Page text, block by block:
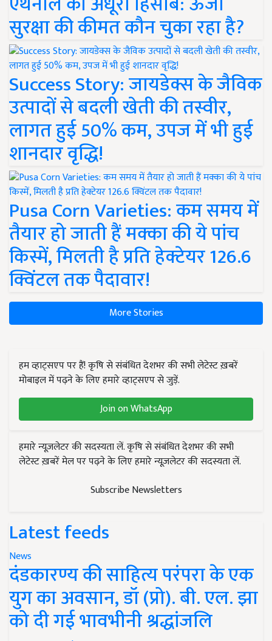
सुरक्षा की कीमत कौन चुका रहा है?
Success Story: जायडेक्स के जैविक
उत्पादों से बदली खेती की तस्वीर,
लागत हुई 50% कम, उपज में भी हुई
शानदार वृद्धि!
Pusa Corn Varieties: कम समय में
तैयार हो जाती हैं मक्का की ये पांच
किस्में, मिलती है प्रति हेक्टेयर 126.6
क्विंटल तक पैदावार!
More Stories
हम व्हाट्सएप पर हैं! कृषि से संबंधित देशभर की सभी लेटेस्ट ख़बरें
मोबाइल में पढ़ने के लिए हमारे व्हाट्सएप से जुड़ें.
Join on WhatsApp
हमारे न्यूज़लेटर की सदस्यता लें. कृषि से संबंधित देशभर की सभी
लेटेस्ट ख़बरें मेल पर पढ़ने के लिए हमारे न्यूज़लेटर की सदस्यता लें.
Subscribe Newsletters
Latest feeds
News
दंडकारण्य की साहित्य परंपरा के एक
युग का अवसान, डॉ (प्रो). बी. एल. झा
को दी गई भावभीनी श्रद्धांजलि